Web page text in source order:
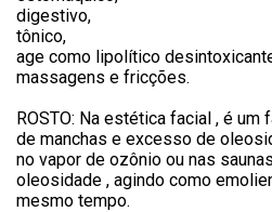
digestivo,
tônico,
age como lipolítico
massagens e fricções.
ROSTO: Na estética facial , é
de manchas e excesso de
no vapor de ozônio ou nas
oleosidade , agindo como
mesmo tempo.